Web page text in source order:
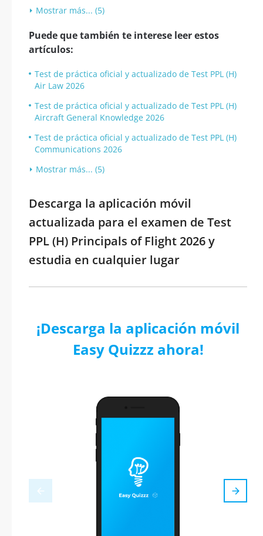
Mostrar más... (5)
Puede que también te interese leer estos
artículos:
Test de práctica oficial y actualizado de Test PPL (H)
Air Law 2026
Test de práctica oficial y actualizado de Test PPL (H)
Aircraft General Knowledge 2026
Test de práctica oficial y actualizado de Test PPL (H)
Communications 2026
Mostrar más... (5)
Descarga la aplicación móvil
actualizada para el examen de Test
PPL (H) Principals of Flight 2026 y
estudia en cualquier lugar
¡Descarga la aplicación móvil
Easy Quizzz ahora!